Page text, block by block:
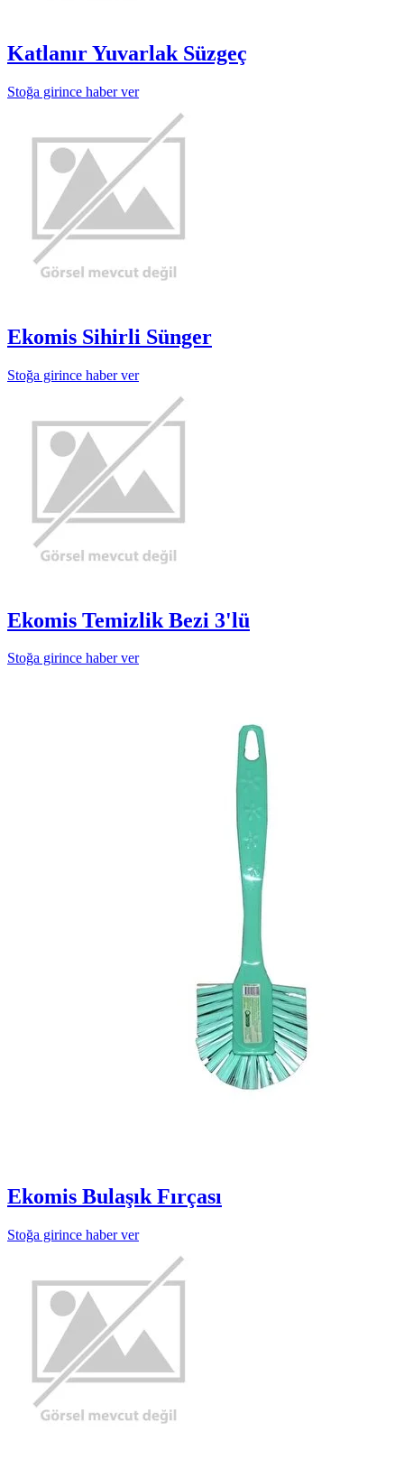
Katlanır Yuvarlak Süzgeç
Stoğa girince haber ver
Ekomis Sihirli Sünger
Stoğa girince haber ver
Ekomis Temizlik Bezi 3'lü
Stoğa girince haber ver
Ekomis Bulaşık Fırçası
Stoğa girince haber ver